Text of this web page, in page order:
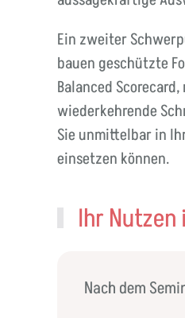
Ein zweiter
bauen geschützte
Balanced
wiederkehrende
Sie unmittelbar in
einsetzen können.
Ihr
Nach dem